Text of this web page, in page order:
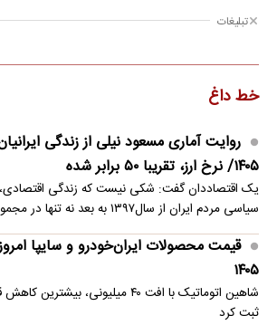
تبلیغات
خط داغ
۱۴۰۵/ نرخ ارز، تقریبا ۵۰ برابر شده
یک اقتصاددان گفت: شکی نیست که زندگی اقتصادی،
سیاسی مردم ایران از سال۱۳۹۷ به بعد نه تنها در مجموع،…
۱۴۰۵
شاهین اتوماتیک با افت ۴۰ میلیونی،
ثبت کرد